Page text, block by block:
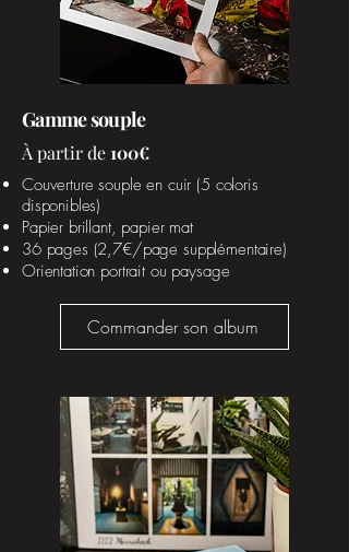
Gamme souple
À partir de100€
Couverture souple en cuir (5 coloris
disponibles)
Papier brillant, papier mat
36 pages (2,7€/page supplémentaire)
Orientation portrait ou paysage
Commander son album